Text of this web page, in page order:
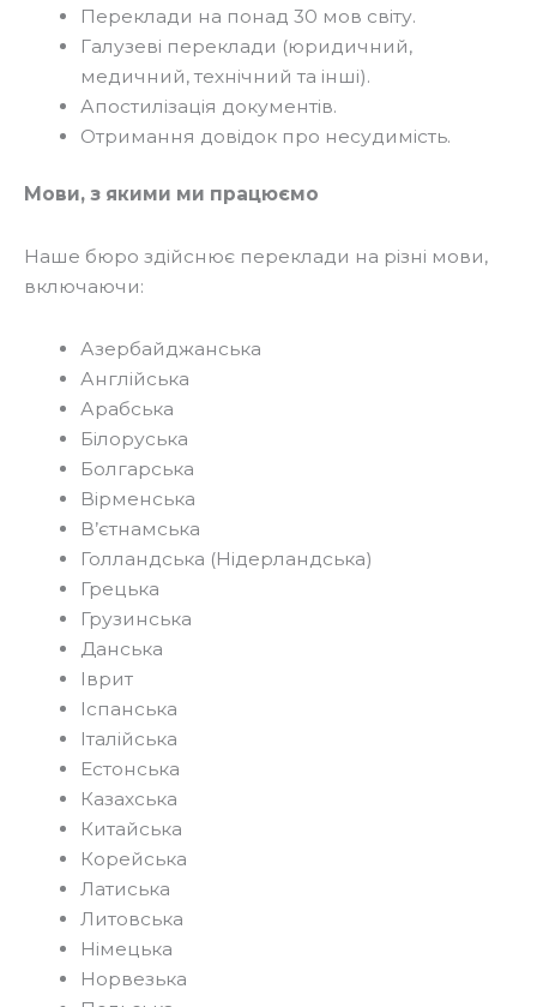
Переклади на понад 30 мов світу.
Галузеві переклади (юридичний,
медичний, технічний та інші).
Апостилізація документів.
Отримання довідок про несудимість.
Мови, з якими ми працюємо
Наше бюро здійснює переклади на різні мови,
включаючи:
Азербайджанська
Англійська
Арабська
Білоруська
Болгарська
Вірменська
В’єтнамська
Голландська (Нідерландська)
Грецька
Грузинська
Данська
Іврит
Іспанська
Італійська
Естонська
Казахська
Китайська
Корейська
Латиська
Литовська
Німецька
Норвезька